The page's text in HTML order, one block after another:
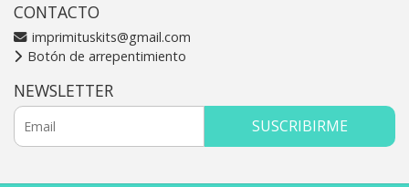
CONTACTO
imprimituskits@gmail.com
Botón de arrepentimiento
NEWSLETTER
SUSCRIBIRME